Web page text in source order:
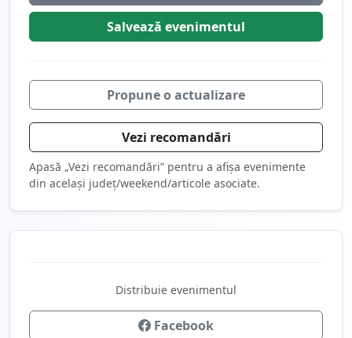
Salvează evenimentul
Propune o actualizare
Vezi recomandări
Apasă „Vezi recomandări” pentru a afișa evenimente
din același județ/weekend/articole asociate.
Distribuie evenimentul
Facebook